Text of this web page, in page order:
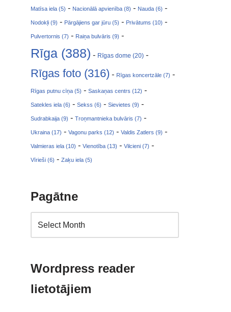
Matīsa iela (5) - Nacionālā apvienība (8) - Nauda (6) -
Nodokļi (9) - Pārgājiens gar jūru (5) - Privātums (10) -
Pulvertornis (7) - Raiņa bulvāris (9) -
Rīga (388) - Rīgas dome (20) -
Rīgas foto (316) - Rīgas koncertzāle (7) -
Rīgas putnu cīņa (5) - Saskaņas centrs (12) -
Satekles iela (6) - Sekss (6) - Sievietes (9) -
Sudrabkaija (9) - Troņmantnieka bulvāris (7) -
Ukraina (17) - Vagonu parks (12) - Valdis Zatlers (9) -
Valmieras iela (10) - Vienotība (13) - Vilcieni (7) -
Vīrieši (6) - Zaķu iela (5)
Pagātne
Wordpress reader
lietotājiem